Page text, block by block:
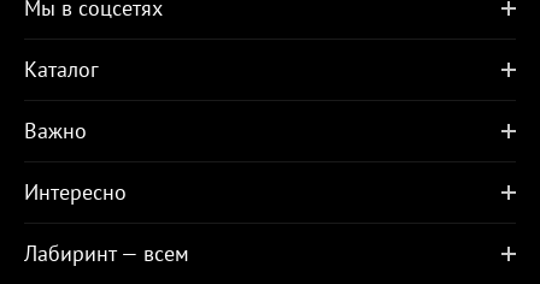
Мы в соцсетях
Каталог
Важно
Интересно
Лабиринт — всем